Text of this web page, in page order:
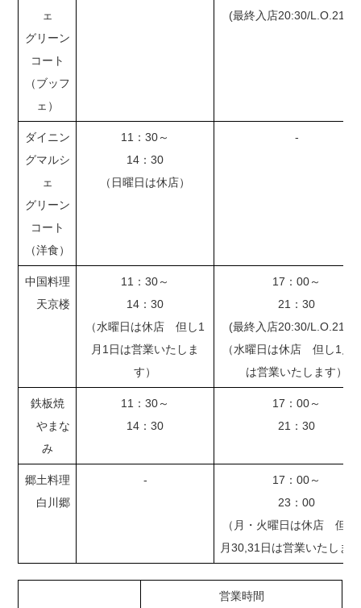
ェ
グリーン
コート
（ブッフ
ェ）
(最終入店20:30/
ダイニン
グマルシ
ェ
グリーン
コート
（洋食）
11：30～
14：30
（日曜日は休店）
-
中国料理
天京楼
11：30～
14：30
（水曜日は休店 但し1
月1日は営業いたしま
す）
17：00～
21：30
(最終入店20:30/
（水曜日は休店 但し1月
は営業いたします）
鉄板焼
やまな
み
11：30～
14：30
17：00～
21：30
郷土料理
白川郷
-
17：00～
23：00
（月・火曜日は休店 但し
月30,31日は営業いたしま
営業時間